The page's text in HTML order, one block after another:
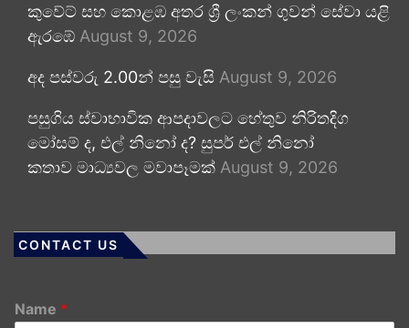
කුවේට් සහ කොළඹ අතර ශ්‍රී ලංකන් ගුවන් සේවා යළි
ඇරඹේ August 9, 2026
අද පස්වරු 2.00න් පසු වැසි August 9, 2026
පසුගිය ස්වාභාවික ආපදාවලට හේතුව නිරිතදිග
මෝසම් ද, එල් නිනෝ ද? සුපර් එල් නිනෝ
කතාව මාධ්‍යවල මවාපෑමක් August 9, 2026
CONTACT US
Name *